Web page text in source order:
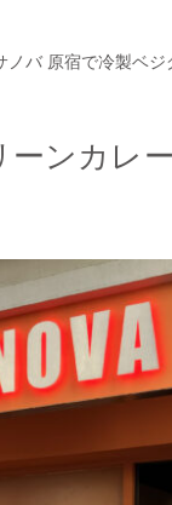
ノバ 原宿で冷製ベ
ンカレ